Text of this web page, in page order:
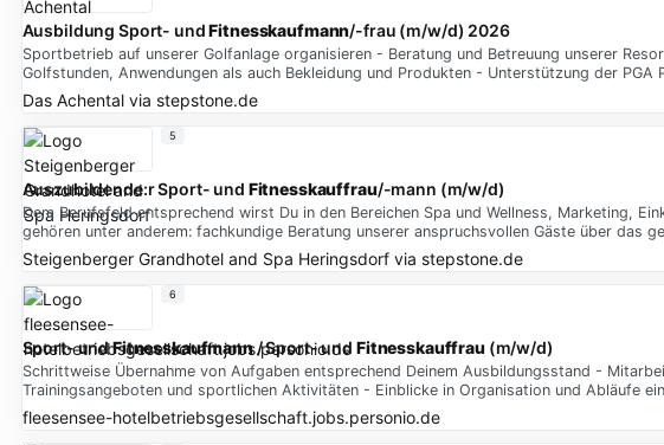
Ausbildung Sport- undFitnesskaufmann/-frau (m/w/d) 2026
Sportbetrieb auf unserer Golfanlage organisieren - Beratung und Betreuung unserer
Golfstunden, Anwendungen als auch Bekleidung und Produkten - Unterstützung der PGA
Das Achentalvia stepstone.de
Auszubildende:r Sport- und Fitnesskauffrau/-mann (m/w/d)
Dem Berufsfeld entsprechend wirst Du in den Bereichen Spa und Wellness, Marketing,
gehören unter anderem: fachkundige Beratung unserer anspruchsvollen Gäste über das
Steigenberger Grandhotel and Spa Heringsdorfvia stepstone.de
5
Sport- undFitnesskaufmann/ Sport- und Fitnesskauffrau(m/w/d)
Schrittweise Übernahme von Aufgaben entsprechend Deinem Ausbildungsstand -
Trainingsangeboten und sportlichen Aktivitäten - Einblicke in Organisation und Abläufe
fleesensee-hotelbetriebsgesellschaft.jobs.personio.de
6